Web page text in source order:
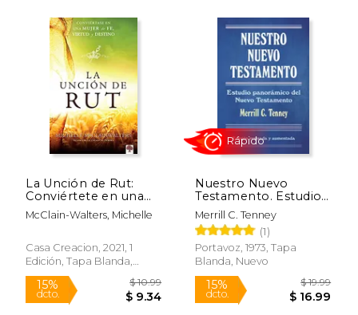
50%
dcto. $ 63.71
15%
dcto.
Rápido Rápido
La Unción de Rut:
Conviértete en una
Mujer de fe, Virtud y
Destino
McClain-Walters, Michelle
Casa Creacion, 2021, 1
Edición, Tapa Blanda,
Nuevo
Nuestro Nuevo
Testamento. Estudio
panomámico del
Nuevo Testamento
Merrill C. Tenney
(1)
Portavoz, 1973, Tapa
Blanda, Nuevo